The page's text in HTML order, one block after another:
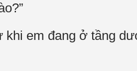
khi em đang ở tầng